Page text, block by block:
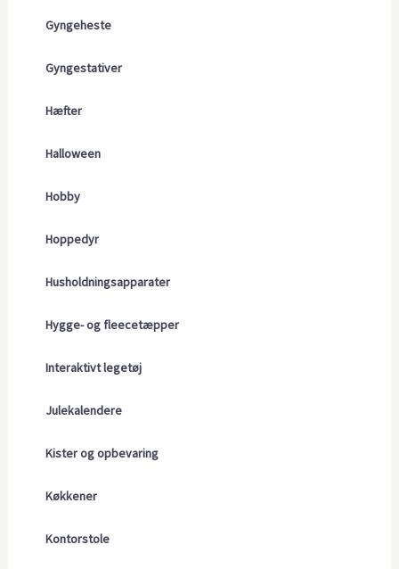
Gyngeheste
Gyngestativer
Hæfter
Halloween
Hobby
Hoppedyr
Husholdningsapparater
Hygge- og fleecetæpper
Interaktivt legetøj
Julekalendere
Kister og opbevaring
Køkkener
Kontorstole